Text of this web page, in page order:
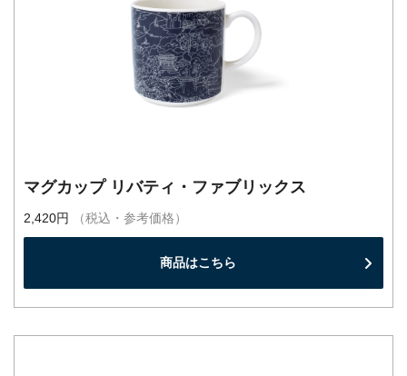
マグカップ リバティ・ファブリックス
2,420円 （税込・参考価格）
商品はこちら